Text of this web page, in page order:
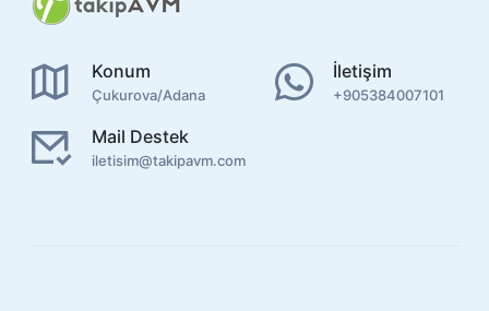
Konum
Çukurova/Adana
İletişim
+905384007101
Mail Destek
iletisim@takipavm.com